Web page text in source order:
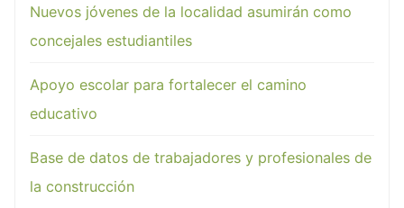
Nuevos jóvenes de la localidad asumirán como
concejales estudiantiles
Apoyo escolar para fortalecer el camino
educativo
Base de datos de trabajadores y profesionales de
la construcción